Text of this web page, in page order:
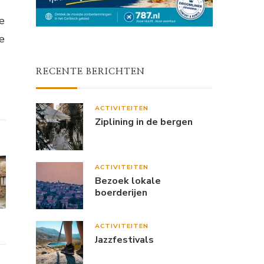
RECENTE BERICHTEN
ACTIVITEITEN
Ziplining in de bergen
ACTIVITEITEN
Bezoek lokale
boerderijen
ACTIVITEITEN
Jazzfestivals